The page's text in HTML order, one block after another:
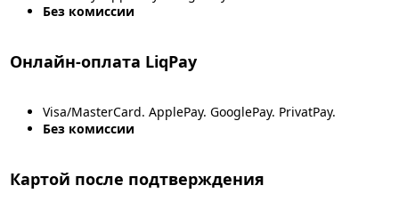
Без комиссии
Онлайн-оплата LiqPay
Visa/MasterCard. ApplePay. GooglePay. PrivatPay.
Без комиссии
Картой после подтверждения